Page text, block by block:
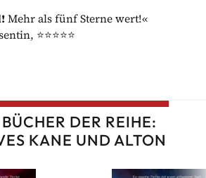
Mehr als fünf Sterne wert!«
⭐⭐⭐⭐⭐
DER REIHE:
KANE UND ALTON